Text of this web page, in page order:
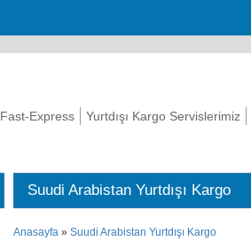
Fast-Express Yurtdışı Kargo Servislerimiz
Suudi Arabistan Yurtdışı Kargo
Anasayfa »Suudi Arabistan Yurtdışı Kargo